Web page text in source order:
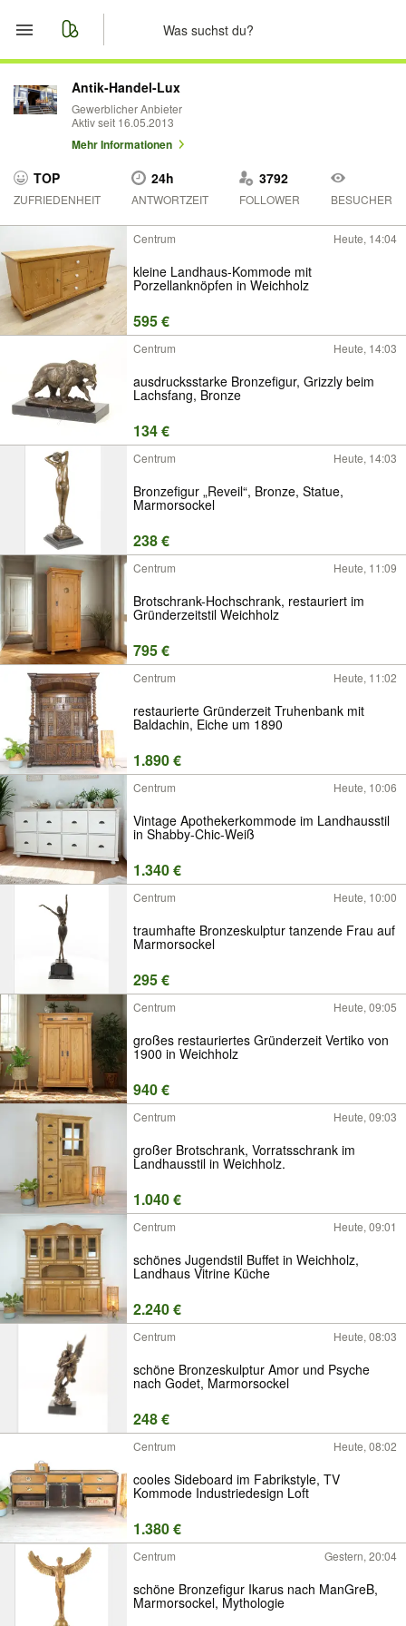
Start
Merkliste
Nachrichten
Antik-Handel-Lux
Gewerblicher Anbieter
Aktiv seit 16.05.2013
Mehr Informationen
TOP
ZUFRIEDENHEIT
24h
ANTWORTZEIT
3792
FOLLOWER BESUCHER
Centrum Heute, 14:04
kleine Landhaus-Kommode mit
Porzellanknöpfen in Weichholz
595 €
Centrum Heute, 14:03
ausdrucksstarke Bronzefigur, Grizzly beim
Lachsfang, Bronze
134 €
Centrum Heute, 14:03
Bronzefigur „Reveil“, Bronze, Statue,
Marmorsockel
238 €
Centrum Heute, 11:09
Brotschrank-Hochschrank, restauriert im
Gründerzeitstil Weichholz
795 €
Centrum Heute, 11:02
restaurierte Gründerzeit Truhenbank mit
Baldachin, Eiche um 1890
1.890 €
Centrum Heute, 10:06
Vintage Apothekerkommode im Landhausstil
in Shabby-Chic-Weiß
1.340 €
Centrum Heute, 10:00
traumhafte Bronzeskulptur tanzende Frau auf
Marmorsockel
295 €
Centrum Heute, 09:05
großes restauriertes Gründerzeit Vertiko von
1900 in Weichholz
940 €
Centrum Heute, 09:03
großer Brotschrank, Vorratsschrank im
Landhausstil in Weichholz.
1.040 €
Centrum Heute, 09:01
schönes Jugendstil Buffet in Weichholz,
Landhaus Vitrine Küche
2.240 €
Centrum Heute, 08:03
schöne Bronzeskulptur Amor und Psyche
nach Godet, Marmorsockel
248 €
Centrum Heute, 08:02
cooles Sideboard im Fabrikstyle, TV
Kommode Industriedesign Loft
1.380 €
Centrum Gestern, 20:04
schöne Bronzefigur Ikarus nach ManGreB,
Marmorsockel, Mythologie